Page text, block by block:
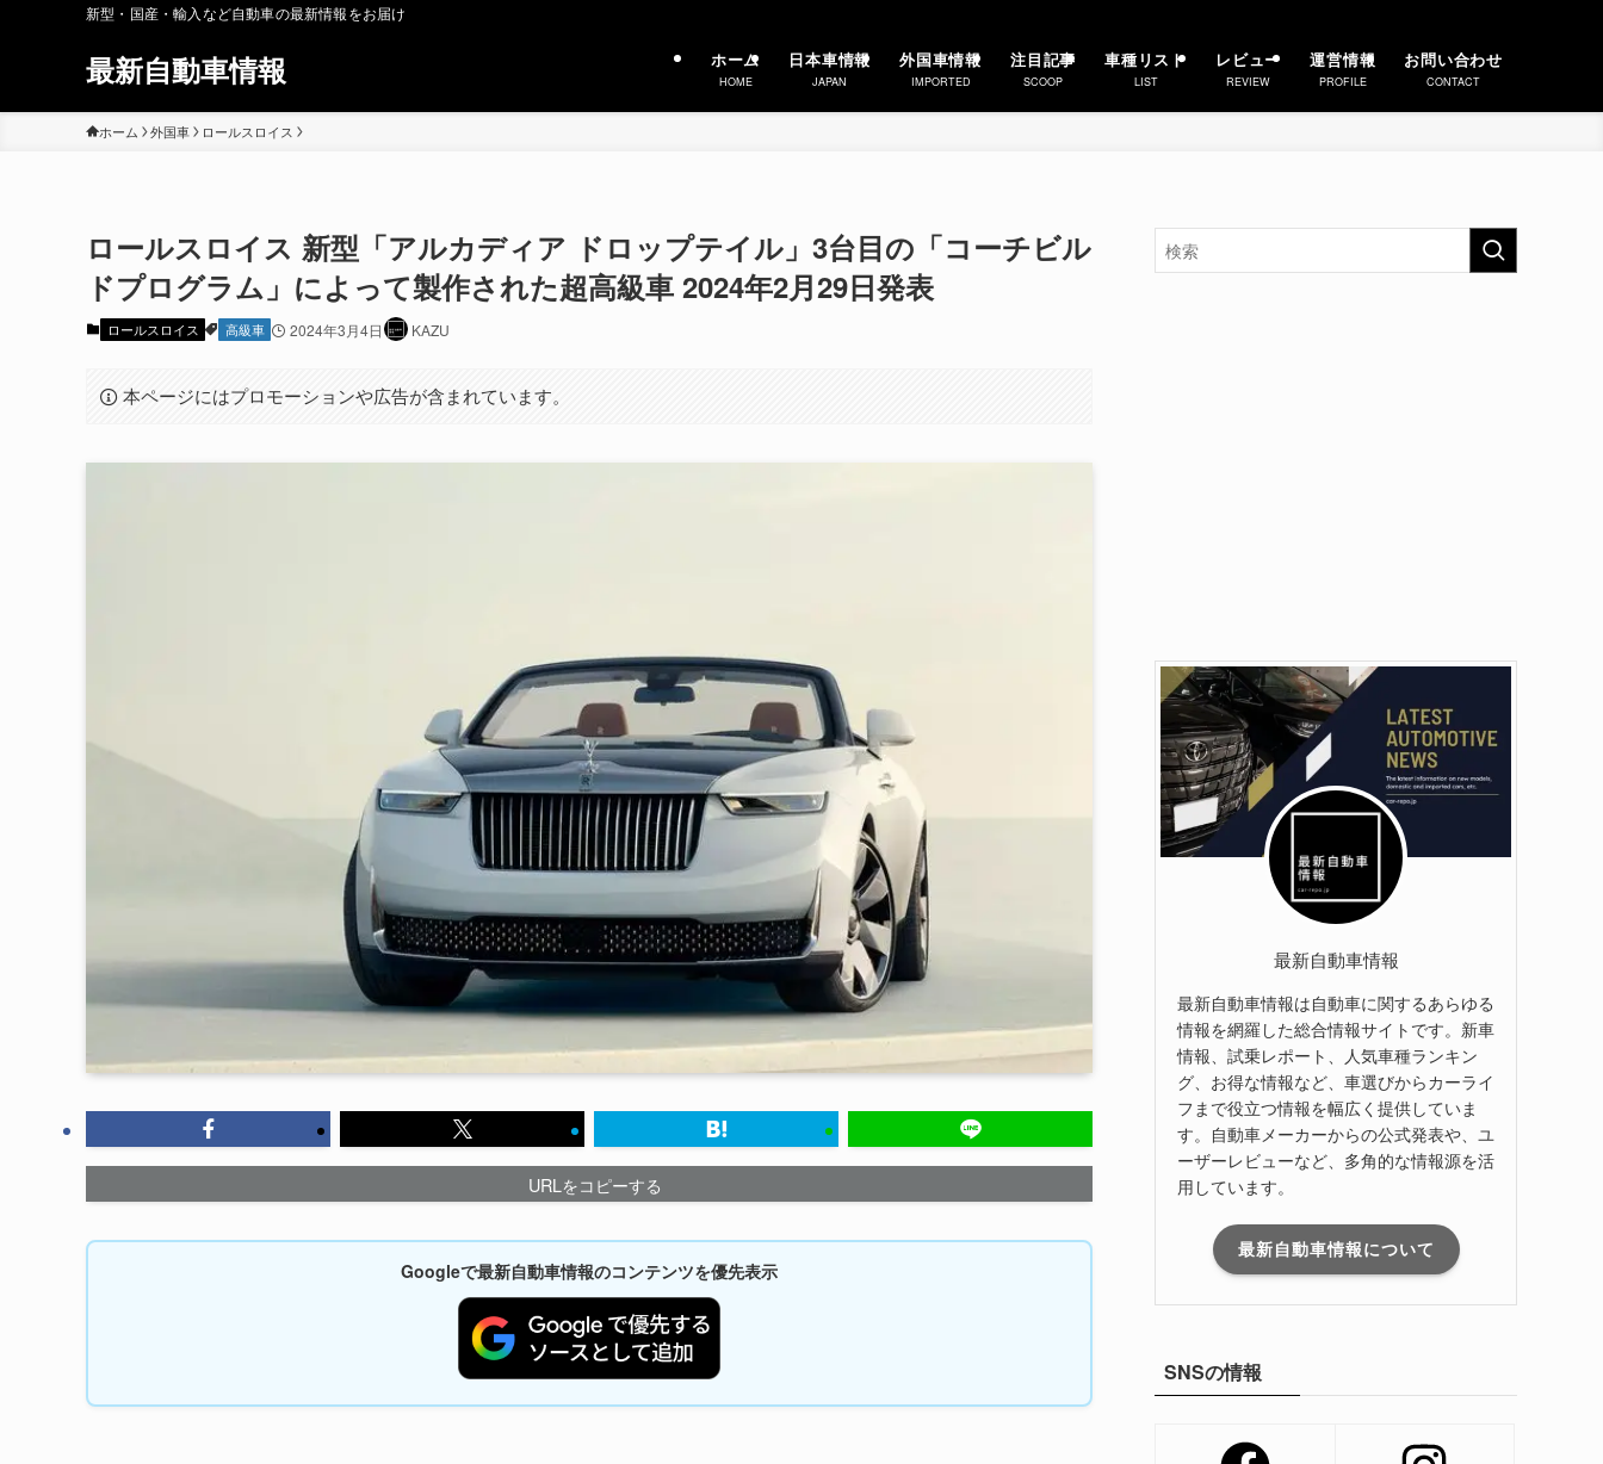
新型・国産・輸入など自動車の最新情報をお届け
最新自動車情報 ホーム
HOME
日本車情報
JAPAN
外国車情報
IMPORTED
注目記事
SCOOP
車種リスト
LIST
レビュー
REVIEW
運営情報
PROFILE
お問い合わせ
CONTACT
ホーム 外国車 ロールスロイス
ロールスロイス 新型「アルカディア ドロップテイル」3台目の「コーチビル
ドプログラム」によって製作された超高級車 2024年2月29日発表
ロールスロイス 高級車 2024年3月4日 KAZU
本ページにはプロモーションや広告が含まれています。
URLをコピーする
Googleで最新自動車情報のコンテンツを優先表示
最新自動車情報
最新自動車情報は自動車に関するあらゆる
情報を網羅した総合情報サイトです。新車
情報、試乗レポート、人気車種ランキン
グ、お得な情報など、車選びからカーライ
フまで役立つ情報を幅広く提供していま
す。自動車メーカーからの公式発表や、ユ
ーザーレビューなど、多角的な情報源を活
用しています。
最新自動車情報について
SNSの情報